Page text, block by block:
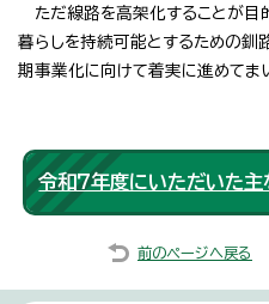
ただ線路を高架化することが目
暮らしを持続可能とするための釧
期事業化に向けて着実に進めてま
令和7年度にいただいた主
前のページへ戻る